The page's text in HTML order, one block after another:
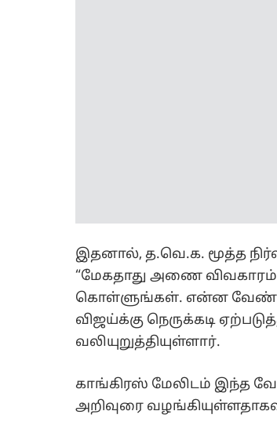
இதனால், த.வெ.க. மூத்த
“மேகதாது அணை
கொள்ளுங்கள். என்ன
விஜய்க்கு நெருக்கடி
வலியுறுத்தியுள்ளார்.
காங்கிரஸ் மேலிடம் இந்த
அறிவுரை